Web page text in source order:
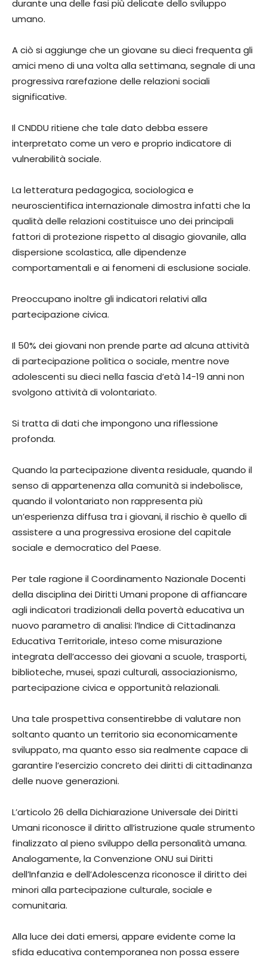
durante una delle fasi più delicate dello sviluppo
umano.
A ciò si aggiunge che un giovane su dieci frequenta gli
amici meno di una volta alla settimana, segnale di una
progressiva rarefazione delle relazioni sociali
significative.
Il CNDDU ritiene che tale dato debba essere
interpretato come un vero e proprio indicatore di
vulnerabilità sociale.
La letteratura pedagogica, sociologica e
neuroscientifica internazionale dimostra infatti che la
qualità delle relazioni costituisce uno dei principali
fattori di protezione rispetto al disagio giovanile, alla
dispersione scolastica, alle dipendenze
comportamentali e ai fenomeni di esclusione sociale.
Preoccupano inoltre gli indicatori relativi alla
partecipazione civica.
Il 50% dei giovani non prende parte ad alcuna attività
di partecipazione politica o sociale, mentre nove
adolescenti su dieci nella fascia d’età 14-19 anni non
svolgono attività di volontariato.
Si tratta di dati che impongono una riflessione
profonda.
Quando la partecipazione diventa residuale, quando il
senso di appartenenza alla comunità si indebolisce,
quando il volontariato non rappresenta più
un’esperienza diffusa tra i giovani, il rischio è quello di
assistere a una progressiva erosione del capitale
sociale e democratico del Paese.
Per tale ragione il Coordinamento Nazionale Docenti
della disciplina dei Diritti Umani propone di affiancare
agli indicatori tradizionali della povertà educativa un
nuovo parametro di analisi: l’Indice di Cittadinanza
Educativa Territoriale, inteso come misurazione
integrata dell’accesso dei giovani a scuole, trasporti,
biblioteche, musei, spazi culturali, associazionismo,
partecipazione civica e opportunità relazionali.
Una tale prospettiva consentirebbe di valutare non
soltanto quanto un territorio sia economicamente
sviluppato, ma quanto esso sia realmente capace di
garantire l’esercizio concreto dei diritti di cittadinanza
delle nuove generazioni.
L’articolo 26 della Dichiarazione Universale dei Diritti
Umani riconosce il diritto all’istruzione quale strumento
finalizzato al pieno sviluppo della personalità umana.
Analogamente, la Convenzione ONU sui Diritti
dell’Infanzia e dell’Adolescenza riconosce il diritto dei
minori alla partecipazione culturale, sociale e
comunitaria.
Alla luce dei dati emersi, appare evidente come la
sfida educativa contemporanea non possa essere